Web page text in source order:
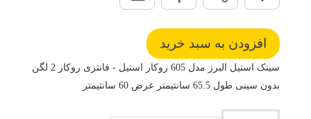
سینک استیل البرز مدل 605 روکار استیل - فانتزی روکار 2 لگن
بدون سینی طول 65.5 سانتیمتر عرض 60 سانتیمتر